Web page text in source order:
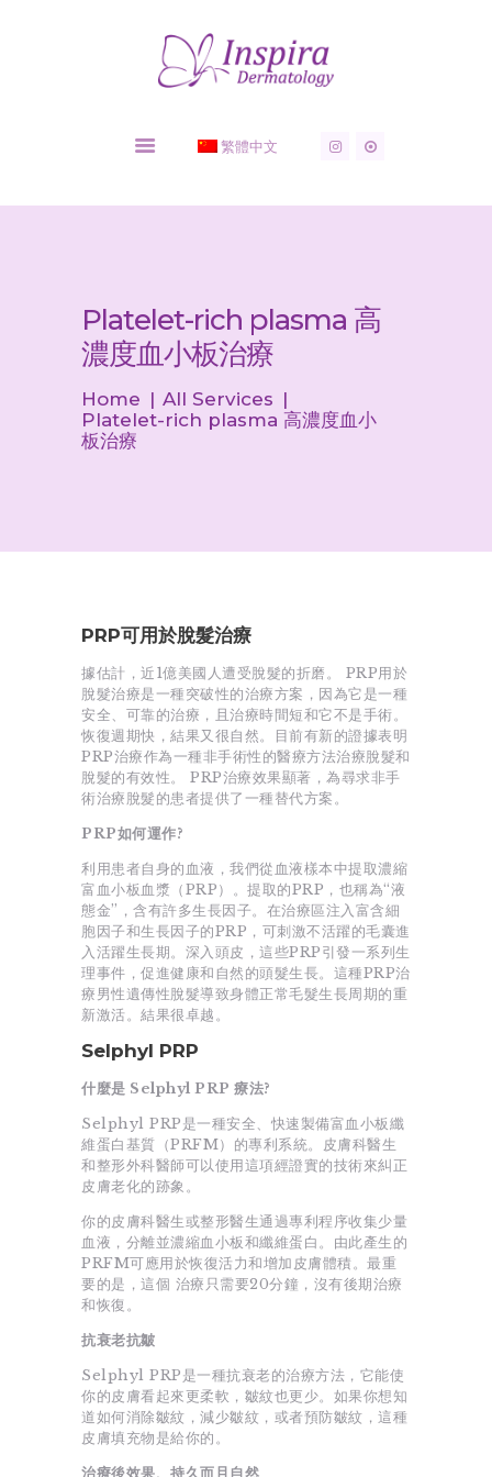
繁體中文
Platelet-rich plasma 高
濃度血小板治療
Home
All Services
Platelet-rich plasma 高濃度血小
板治療
Inspira Dermatology - Dermatology Clinic
美容服務
PRP可用於脫髮治療
據估計，近1億美國人遭受脫髮的折磨。 PRP用於
脫髮治療是一種突破性的治療方案，因為它是一種
安全、可靠的治療，且治療時間短和它不是手術。
恢復週期快，結果又很自然。目前有新的證據表明
PRP治療作為一種非手術性的醫療方法治療脫髮和
脫髮的有效性。 PRP治療效果顯著，為尋求非手
術治療脫髮的患者提供了一種替代方案。
PRP如何運作?
利用患者自身的血液，我們從血液樣本中提取濃縮
富血小板血漿（PRP）。提取的PRP，也稱為“液
態金”，含有許多生長因子。在治療區注入富含細
胞因子和生長因子的PRP，可刺激不活躍的毛囊進
入活躍生長期。深入頭皮，這些PRP引發一系列生
理事件，促進健康和自然的頭髮生長。這種PRP治
療男性遺傳性脫髮導致身體正常毛髮生長周期的重
新激活。結果很卓越。
Selphyl PRP
什麼是 Selphyl PRP 療法?
Selphyl PRP是一種安全、快速製備富血小板纖
維蛋白基質（PRFM）的專利系統。皮膚科醫生
和整形外科醫師可以使用這項經證實的技術來糾正
皮膚老化的跡象。
你的皮膚科醫生或整形醫生通過專利程序收集少量
血液，分離並濃縮血小板和纖維蛋白。由此產生的
PRFM可應用於恢復活力和增加皮膚體積。最重
要的是，這個 治療只需要20分鐘，沒有後期治療
和恢復。
抗衰老抗皺
Selphyl PRP是一種抗衰老的治療方法，它能使
你的皮膚看起來更柔軟，皺紋也更少。如果你想知
道如何消除皺紋，減少皺紋，或者預防皺紋，這種
皮膚填充物是給你的。
治療後效果、持久而且自然